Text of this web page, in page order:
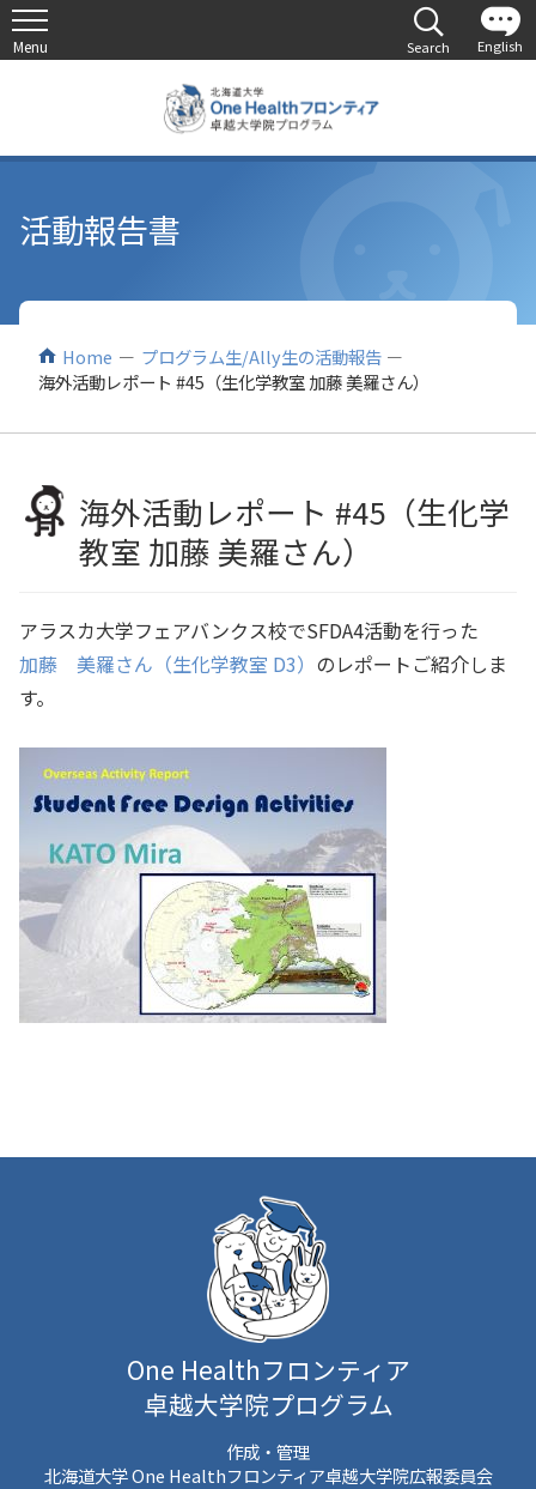
活動報告書
Home
プログラム生/Ally生の活動報告
海外活動レポート #45（生化学教室 加藤 美羅さん）
海外活動レポート #45（生化学
教室 加藤 美羅さん）
アラスカ大学フェアバンクス校でSFDA4活動を行った
加藤 美羅さん（生化学教室 D3） のレポートご紹介しま
す。
One Healthフロンティア
卓越大学院プログラム
作成・管理
北海道大学 One Healthフロンティア卓越大学院広報委員会